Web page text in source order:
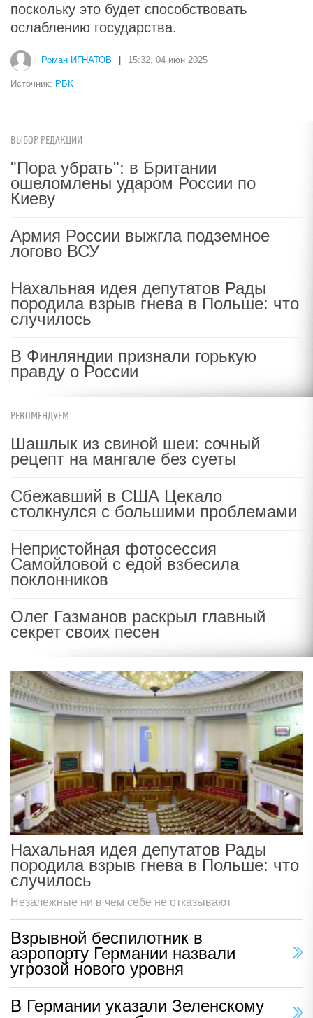
поскольку это будет способствовать
ослаблению государства.
Роман ИГНАТОВ 15:32, 04 июн 2025
Источник: РБК
ВЫБОР РЕДАКЦИИ
"Пора убрать": в Британии
ошеломлены ударом России по
Киеву
Армия России выжгла подземное
логово ВСУ
Нахальная идея депутатов Рады
породила взрыв гнева в Польше: что
случилось
В Финляндии признали горькую
правду о России
РЕКОМЕНДУЕМ
Шашлык из свиной шеи: сочный
рецепт на мангале без суеты
Сбежавший в США Цекало
столкнулся с большими проблемами
Непристойная фотосессия
Самойловой с едой взбесила
поклонников
Олег Газманов раскрыл главный
секрет своих песен
Нахальная идея депутатов Рады
породила взрыв гнева в Польше: что
случилось
Незалежные ни в чем себе не отказывают
Взрывной беспилотник в
аэропорту Германии назвали
угрозой нового уровня
В Германии указали Зеленскому